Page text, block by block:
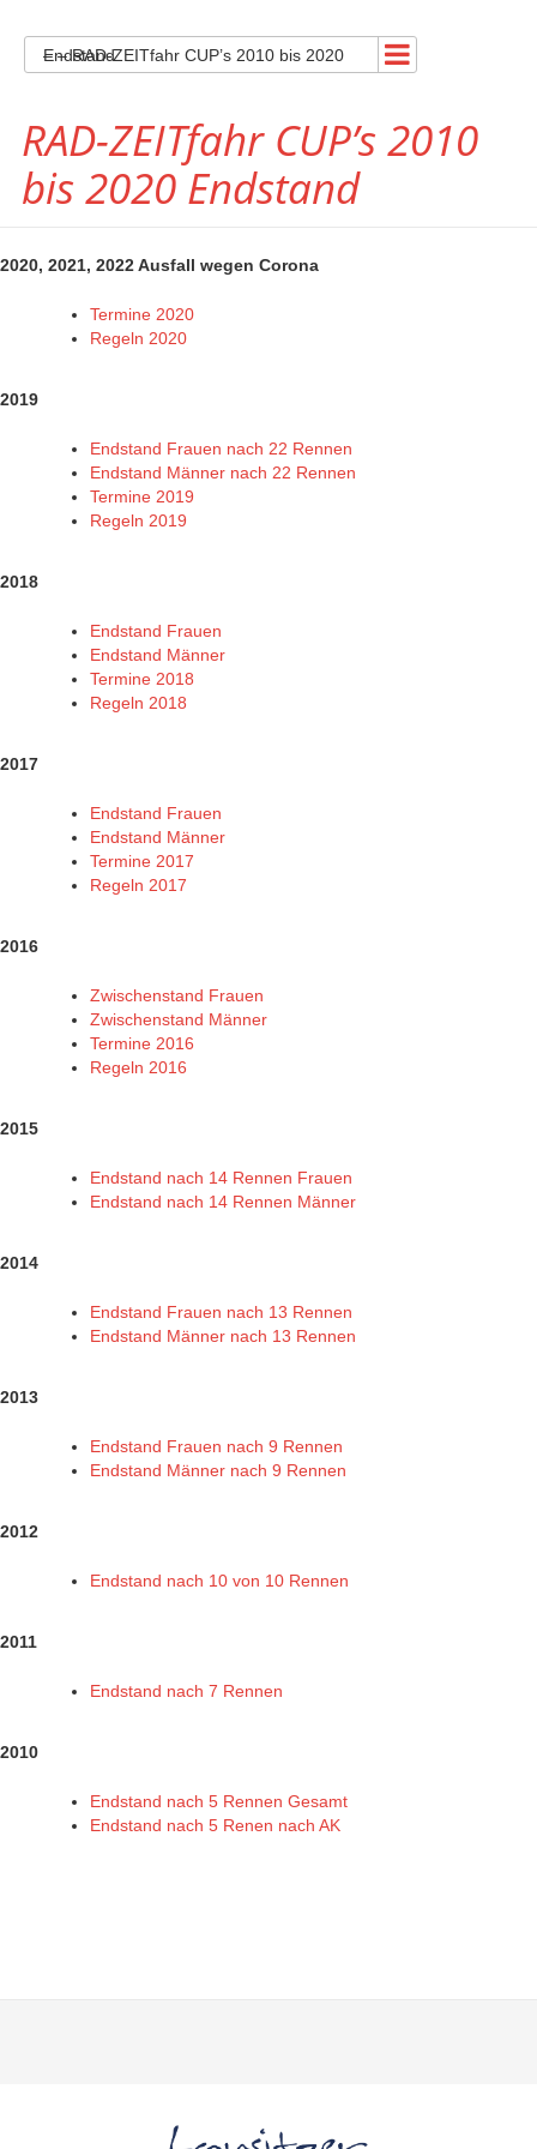
– – RAD-ZEITfahr CUP’s 2010 bis 2020 Endstand
RAD-ZEITfahr CUP’s 2010
bis 2020 Endstand
2020, 2021, 2022 Ausfall wegen Corona
Termine 2020
Regeln 2020
2019
Endstand Frauen nach 22 Rennen
Endstand Männer nach 22 Rennen
Termine 2019
Regeln 2019
2018
Endstand Frauen
Endstand Männer
Termine 2018
Regeln 2018
2017
Endstand Frauen
Endstand Männer
Termine 2017
Regeln 2017
2016
Zwischenstand Frauen
Zwischenstand Männer
Termine 2016
Regeln 2016
2015
Endstand nach 14 Rennen Frauen
Endstand nach 14 Rennen Männer
2014
Endstand Frauen nach 13 Rennen
Endstand Männer nach 13 Rennen
2013
Endstand Frauen nach 9 Rennen
Endstand Männer nach 9 Rennen
2012
Endstand nach 10 von 10 Rennen
2011
Endstand nach 7 Rennen
2010
Endstand nach 5 Rennen Gesamt
Endstand nach 5 Renen nach AK